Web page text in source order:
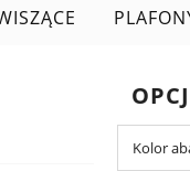
Kolor